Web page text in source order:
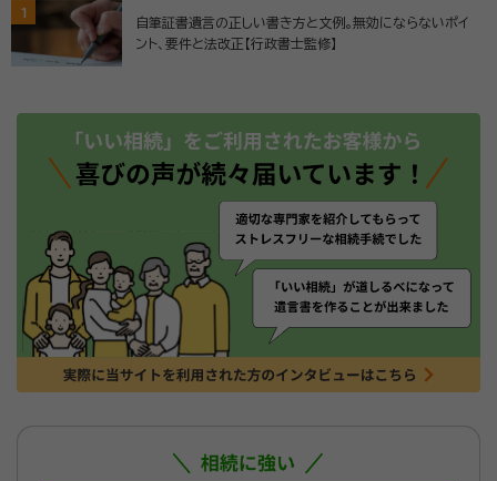
1
自筆証書遺言の正しい書き方と文例。無効にならないポイ
ント、要件と法改正【行政書士監修】